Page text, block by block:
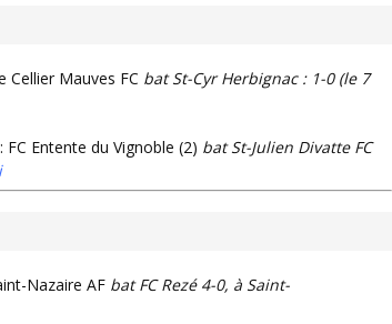
Cellier Mauves FC bat St-Cyr Herbignac : 1-0 (le 7
: FC Entente du Vignoble (2) bat St-Julien Divatte FC
Nazaire AF bat FC Rezé 4-0, à Saint-